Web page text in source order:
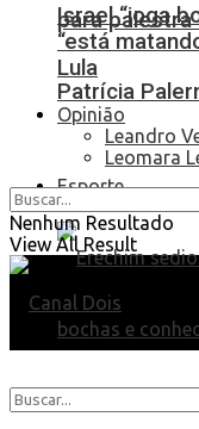
para
Patrícia
Esporte
Israel “joga
“está
Lula
Opinião
Leandro
Leomara
Nenhum Resultado
View All Result